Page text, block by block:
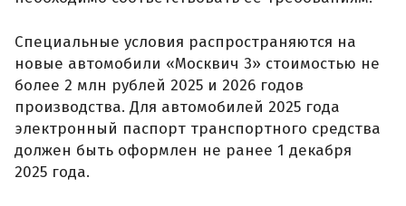
Специальные условия распространяются на
новые автомобили «Москвич 3» стоимостью не
более 2 млн рублей 2025 и 2026 годов
производства. Для автомобилей 2025 года
электронный паспорт транспортного средства
должен быть оформлен не ранее 1 декабря
2025 года.